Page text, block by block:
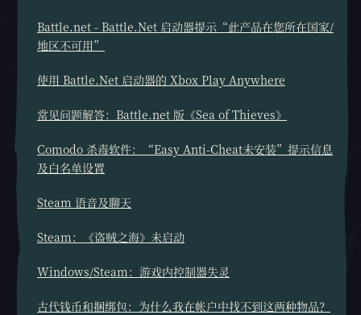
Battle.net - Battle.Net 启动器提示“此产品在您所在国家/
地区不可用”
使用 Battle.Net 启动器的 Xbox Play Anywhere
常见问题解答：Battle.net 版《Sea of Thieves》
Comodo 杀毒软件：“Easy Anti-Cheat未安装”提示信息
及白名单设置
Steam 语音及聊天
Steam：《盗贼之海》未启动
Windows/Steam：游戏内控制器失灵
古代钱币和捆绑包：为什么我在帐户中找不到这两种物品？